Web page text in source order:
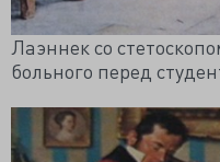
Лаэннек со
больного перед